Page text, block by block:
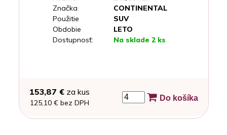
Značka
CONTINENTAL
Použitie
SUV
Obdobie
LETO
Dostupnosť:
Na sklade 2 ks
153,87 €za kus
125,10 € bez DPH
Do košíka